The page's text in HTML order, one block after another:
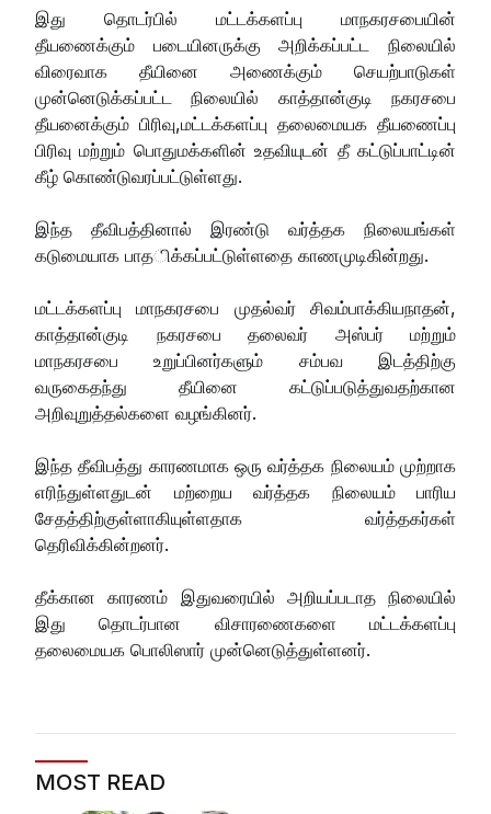
இது தொடர்பில் மட்டக்களப்பு மாநகரசபையின்
தீயணைக்கும் படையினருக்கு அறிக்கப்பட்ட நிலையில்
விரைவாக தீயினை அணைக்கும் செயற்பாடுகள்
முன்னெடுக்கப்பட்ட நிலையில் காத்தான்குடி நகரசபை
தீயனைக்கும் பிரிவு,மட்டக்களப்பு தலைமையக தீயணைப்பு
பிரிவு மற்றும் பொதுமக்களின் உதவியுடன் தீ கட்டுப்பாட்டின்
கீழ் கொண்டுவரப்பட்டுள்ளது.
இந்த தீவிபத்தினால் இரண்டு வர்த்தக நிலையங்கள்
கடுமையாக பாதிக்கப்பட்டுள்ளதை காணமுடிகின்றது.
மட்டக்களப்பு மாநகரசபை முதல்வர் சிவம்பாக்கியநாதன்,
காத்தான்குடி நகரசபை தலைவர் அஸ்பர் மற்றும்
மாநகரசபை உறுப்பினர்களும் சம்பவ இடத்திற்கு
வருகைதந்து தீயினை கட்டுப்படுத்துவதற்கான
அறிவுறுத்தல்களை வழங்கினர்.
இந்த தீவிபத்து காரணமாக ஒரு வர்த்தக நிலையம் முற்றாக
எரிந்துள்ளதுடன் மற்றைய வர்த்தக நிலையம் பாரிய
சேதத்திற்குள்ளாகியுள்ளதாக வர்த்தகர்கள்
தெரிவிக்கின்றனர்.
தீக்கான காரணம் இதுவரையில் அறியப்படாத நிலையில்
இது தொடர்பான விசாரணைகளை மட்டக்களப்பு
தலைமையக பொலிஸார் முன்னெடுத்துள்ளனர்.
MOST READ